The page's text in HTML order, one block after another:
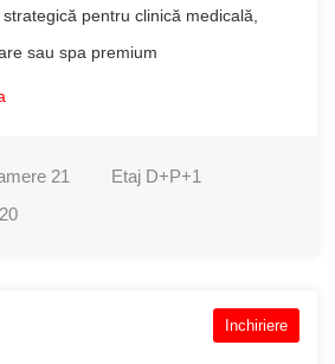
pentru clinică medicală,
sau spa premium
21 Etaj D+P+1
Inchiriere